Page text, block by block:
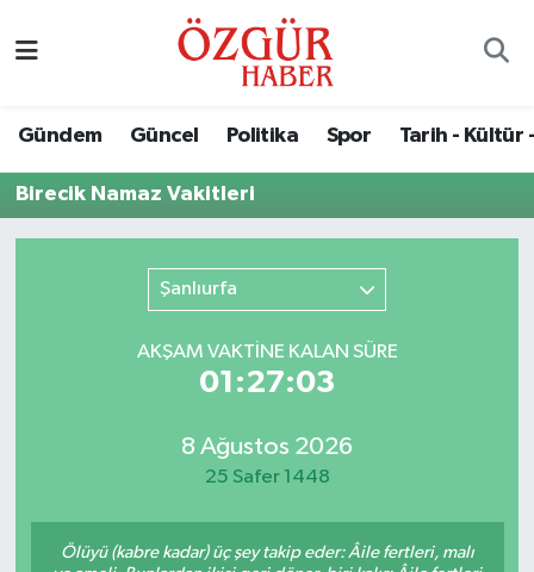
Gündem Güncel Politika Spor Tarih - Kültür
Birecik Namaz Vakitleri
Şanlıurfa
AKŞAM VAKTİNE KALAN SÜRE
01:27:03
8 Ağustos 2026
25 Safer 1448
Ölüyü (kabre kadar) üç şey takip eder: Âile fertleri, malı
Ekonomi
Nöbetçi Eczaneler
Trafik Durumu
Tüm Manşetler
Son Dakika Haberleri